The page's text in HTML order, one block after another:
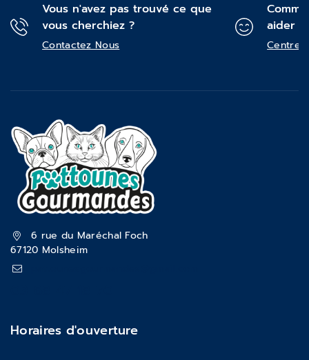
Vous n'avez pas trouvé ce que
vous cherchiez ?
Contactez Nous
aider ?
Centre
6 rue du Maréchal Foch
67120 Molsheim
Horaires d'ouverture